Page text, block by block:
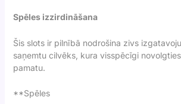
Spēles izzirdināšana
Šis slots ir pilnībā nodrošina zivs
saņemtu cilvēks, kura visspēcīgi
pamatu.
**Spēles